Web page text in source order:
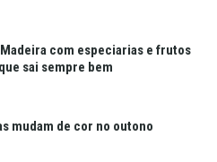
com especiarias e frutos
sai sempre bem
mudam de cor no outono